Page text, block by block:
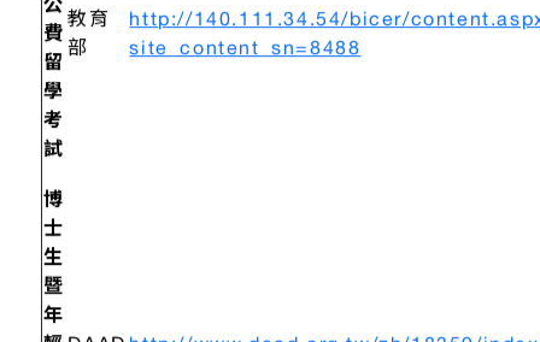
公
費
留
學
考
試
教育
部
http://140.111.34.54/bicer/
site_content_sn=8488
博
士
生
暨
年